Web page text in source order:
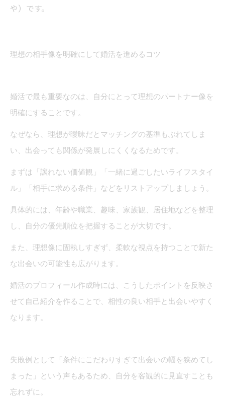
や）です。
理想の相手像を明確にして婚活を進めるコツ
婚活で最も重要なのは、自分にとって理想のパートナー像を
明確にすることです。
なぜなら、理想が曖昧だとマッチングの基準もぶれてしま
い、出会っても関係が発展しにくくなるためです。
まずは「譲れない価値観」「一緒に過ごしたいライフスタイ
ル」「相手に求める条件」などをリストアップしましょう。
具体的には、年齢や職業、趣味、家族観、居住地などを整理
し、自分の優先順位を把握することが大切です。
また、理想像に固執しすぎず、柔軟な視点を持つことで新た
な出会いの可能性も広がります。
婚活のプロフィール作成時には、こうしたポイントを反映さ
せて自己紹介を作ることで、相性の良い相手と出会いやすく
なります。
失敗例として「条件にこだわりすぎて出会いの幅を狭めてし
まった」という声もあるため、自分を客観的に見直すことも
忘れずに。